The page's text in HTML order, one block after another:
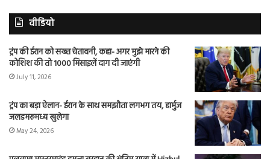
वीडियो
ट्रंप की ईरान को सख्त चेतावनी, कहा- अगर मुझे मारने की
कोशिश की तो 1000 मिसाइलें दाग दी जाएंगी
July 11, 2026
ट्रंप का बड़ा ऐलान- ईरान के साथ समझौता लगभग तय, हार्मुज
जलडमरूमध्य खुलेगा
May 24, 2026